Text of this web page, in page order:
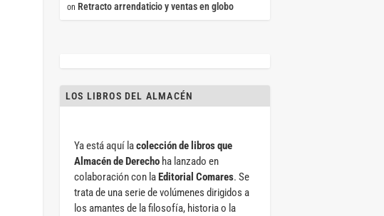
on Retracto arrendaticio y ventas en globo
LOS LIBROS DEL ALMACÉN
Ya está aquí lacolección de libros que
Almacén de Derechoha lanzado en
colaboración con laEditorial Comares. Se
trata de una serie de volúmenes dirigidos a
los amantes de la filosofía, historia o la